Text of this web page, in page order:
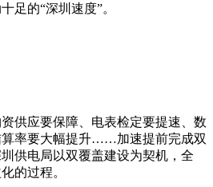
足的“深圳速度”。
供应要保障、电表检定要提速、数
算率要大幅提升……加速提前完成双
供电局以双覆盖建设为契机，全
的过程。